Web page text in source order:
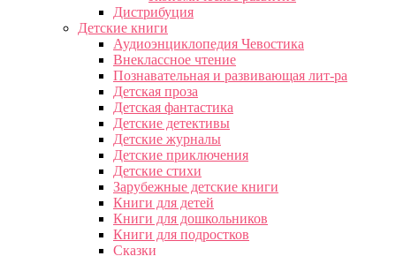
Дистрибуция
Детские книги
Аудиоэнциклопедия Чевостика
Внеклассное чтение
Познавательная и развивающая лит-ра
Детская проза
Детская фантастика
Детские детективы
Детские журналы
Детские приключения
Детские стихи
Зарубежные детские книги
Книги для детей
Книги для дошкольников
Книги для подростков
Сказки